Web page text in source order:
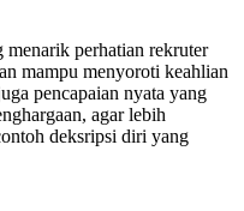
perhatian rekruter
mampu menyoroti keahlian
pencapaian nyata yang
agar lebih
deksripsi diri yang